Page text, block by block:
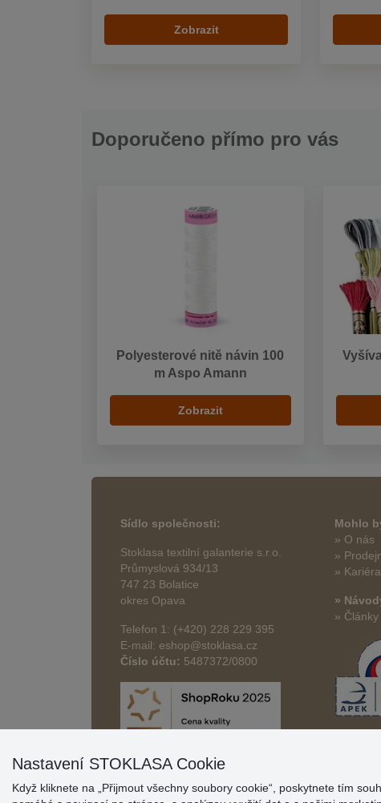
Zobrazit
Doporučeno přímo pro vás
Polyesterové nitě návin 100
m Aspo Amann
Zobrazit
Sídlo společnosti:
Stoklasa textilní galanterie s.r.o.
Průmyslová 934/13
747 23 Bolatice
okres Opava
Telefon 1: (+420) 228 229 395
E-mail: eshop@stoklasa.cz
Číslo účtu: 5487372/0800
Mohlo
» O nás
»
» Kariéra
»
» Články
Nastavení STOKLASA Cookie
Když kliknete na „Přijmout všechny soubory cookie“, poskytnete tím